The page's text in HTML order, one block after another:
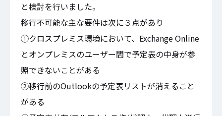
と検討を行いました。
移行不可能な主な要件は次に３点があり
①クロスプレミス環境において、Exchange Online
とオンプレミスのユーザー間で予定表の中身が参
照できないことがある
②移行前のOutlookの予定表リストが消えること
がある